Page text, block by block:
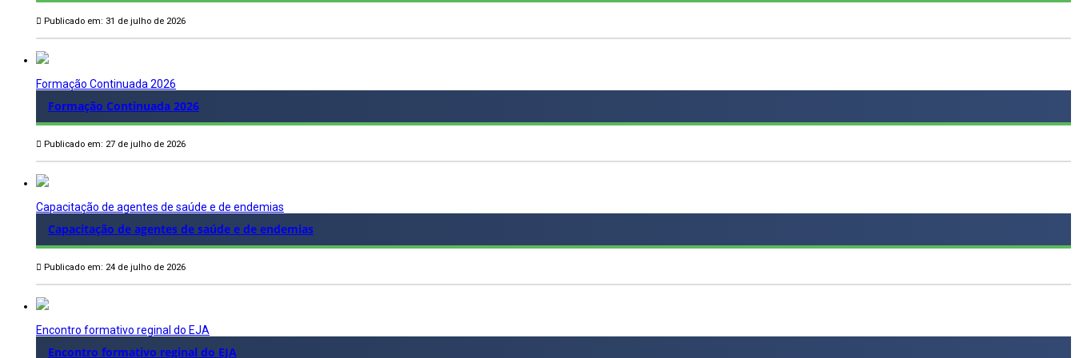
Publicado em: 31 de julho de 2026
Formação Continuada 2026
Formação Continuada 2026
Publicado em: 27 de julho de 2026
Capacitação de agentes de saúde e de endemias
Capacitação de agentes de saúde e de endemias
Publicado em: 24 de julho de 2026
Encontro formativo reginal do EJA
Encontro formativo reginal do EJA